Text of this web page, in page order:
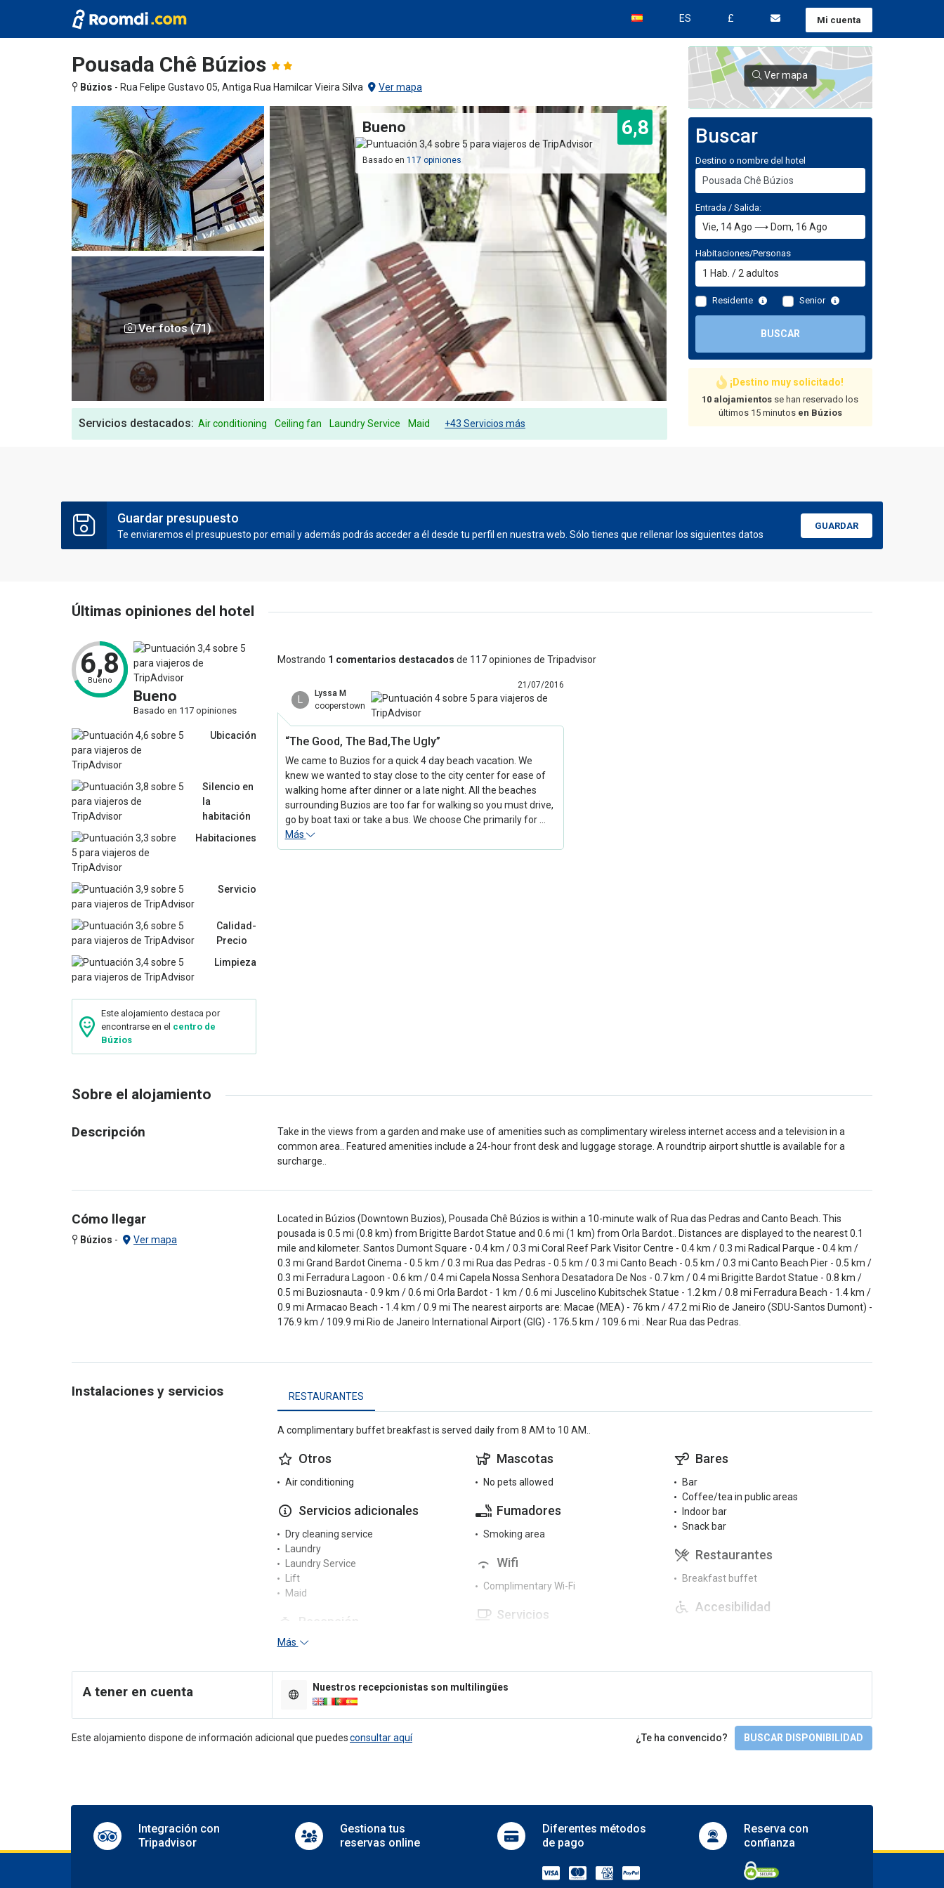
ES £ Mi cuenta
Pousada Chê Búzios
Búzios - Rua Felipe Gustavo 05, Antiga Rua Hamilcar Vieira Silva Ver mapa
Ver fotos (71)
Bueno 6,8
Basado en117 opiniones
Servicios destacados: Air conditioning Ceiling fan Laundry Service Maid +43 Servicios más
Ver mapa
Buscar
Destino o nombre del hotel
Entrada / Salida:
Habitaciones/Personas
1 Hab. /2 adultos
Residente Senior
BUSCAR
¡Destino muy solicitado!
10 alojamientos se han reservado los
últimos 15 minutos en Búzios
Guardar presupuesto
Te enviaremos el presupuesto por email y además podrás acceder a él desde tu perfil en nuestra web. Sólo tienes que rellenar los siguientes datos
GUARDAR
Últimas opiniones del hotel
6,8
Bueno
Bueno
Basado en 117 opiniones
Ubicación
Silencio en
la
habitación
Habitaciones
Servicio
Calidad-
Precio
Limpieza
Este alojamiento destaca por
encontrarse en el centro de
Búzios
Mostrando 1 comentarios destacados de 117 opiniones de Tripadvisor
L
Lyssa M
cooperstown
21/07/2016
“The Good, The Bad,The Ugly”
We came to Buzios for a quick 4 day beach vacation. We
knew we wanted to stay close to the city center for ease of
walking home after dinner or a late night. All the beaches
surrounding Buzios are too far for walking so you must drive,
go by boat taxi or take a bus. We choose Che primarily for …
Más
Sobre el alojamiento
Descripción
Take in the views from a garden and make use of amenities such as complimentary wireless internet access and a television in a
common area.. Featured amenities include a 24-hour front desk and luggage storage. A roundtrip airport shuttle is available for a
surcharge..
Cómo llegar
Búzios - Ver mapa
Located in Búzios (Downtown Buzios), Pousada Chê Búzios is within a 10-minute walk of Rua das Pedras and Canto Beach. This
pousada is 0.5 mi (0.8 km) from Brigitte Bardot Statue and 0.6 mi (1 km) from Orla Bardot.. Distances are displayed to the nearest 0.1
mile and kilometer. Santos Dumont Square - 0.4 km / 0.3 mi Coral Reef Park Visitor Centre - 0.4 km / 0.3 mi Radical Parque - 0.4 km /
0.3 mi Grand Bardot Cinema - 0.5 km / 0.3 mi Rua das Pedras - 0.5 km / 0.3 mi Canto Beach - 0.5 km / 0.3 mi Canto Beach Pier - 0.5 km /
0.3 mi Ferradura Lagoon - 0.6 km / 0.4 mi Capela Nossa Senhora Desatadora De Nos - 0.7 km / 0.4 mi Brigitte Bardot Statue - 0.8 km /
0.5 mi Buziosnauta - 0.9 km / 0.6 mi Orla Bardot - 1 km / 0.6 mi Juscelino Kubitschek Statue - 1.2 km / 0.8 mi Ferradura Beach - 1.4 km /
0.9 mi Armacao Beach - 1.4 km / 0.9 mi The nearest airports are: Macae (MEA) - 76 km / 47.2 mi Rio de Janeiro (SDU-Santos Dumont) -
176.9 km / 109.9 mi Rio de Janeiro International Airport (GIG) - 176.5 km / 109.6 mi . Near Rua das Pedras.
Instalaciones y servicios RESTAURANTES
A complimentary buffet breakfast is served daily from 8 AM to 10 AM..
Otros
Air conditioning
Servicios adicionales
Dry cleaning service
Laundry
Laundry Service
Lift
Maid
Recepción
24-hour reception
Multilingual staff
Entretenimiento
Transporte shuttle
Shuttle
Mascotas
No pets allowed
Fumadores
Smoking area
Wifi
Complimentary Wi-Fi
Servicios
Garden
Bares
Bar
Coffee/tea in public areas
Indoor bar
Snack bar
Restaurantes
Breakfast buffet
Accesibilidad
Check-in/Check-out
Más
A tener en cuenta Nuestros recepcionistas son multilingües
Este alojamiento dispone de información adicional que puedesconsultar aquí ¿Te ha convencido? BUSCAR DISPONIBILIDAD
Integración con
Tripadvisor
Gestiona tus
reservas online
Diferentes métodos
de pago
Reserva con
confianza